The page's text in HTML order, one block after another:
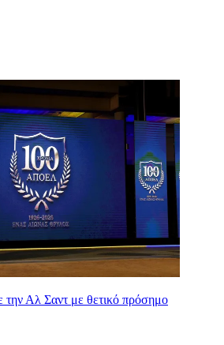
την Αλ Σαντ με θετικό πρόσημο